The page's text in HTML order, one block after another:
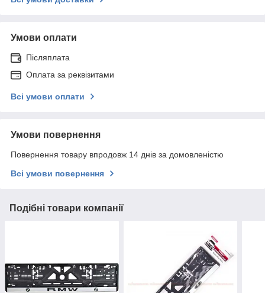
Умови оплати
Післяплата
Оплата за реквізитами
Всі умови оплати
Умови повернення
Повернення товару впродовж 14 днів за домовленістю
Всі умови повернення
Подібні товари компанії